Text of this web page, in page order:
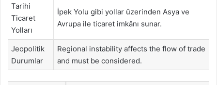
Tarihi
Ticaret
Yolları
İpek Yolu gibi yollar üzerinden Asya ve
Avrupa ile ticaret imkânı sunar.
Jeopolitik
Durumlar
Regional instability affects the flow of trade
and must be considered.